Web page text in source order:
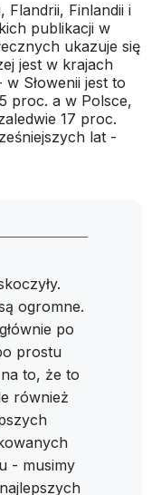
Flandrii, Finlandii i
publikacji w
ukazuje się
jest w krajach
Słowenii jest to
proc. a w Polsce,
17 proc.
lat -
ogromne.
po
prostu
to, że to
również
- musimy